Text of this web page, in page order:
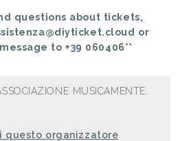
questions about tickets,
or
to +39 060406**
MUSICAMENTE,
questo organizzatore